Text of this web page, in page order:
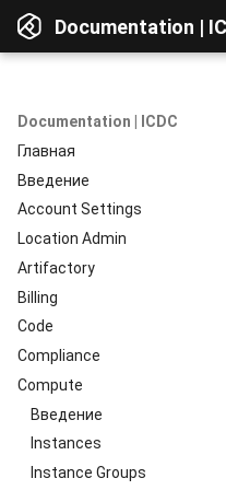
Documentation |
Documentation | ICDC
Главная
Введение
Account Settings
Введение
Account
Users
Billing
Reports
Гайды
Интеграция c Active
Directory
Location Admin
Введение
Accounts
Service Delivery
Admin Consoles
Artifactory
Введение
Веб-интерфейс
Обзор интерфейса
Просмотр компонентов
Доступ к данным
Репозитории
Репозитории
Ресурсы
Billing
Введение
Billing Settings
Payment Systems
Invoices
Reports
Code
Введение
Общие сведения
Планирование
Разработка
Тестирование
Compliance
Введение
Доступ к сервису
Профиль пользователя
Работа с сервером
Compute
Введение
Instances
Instance Groups